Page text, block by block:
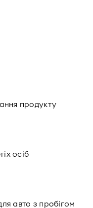
продукту
осіб
авто з пробігом